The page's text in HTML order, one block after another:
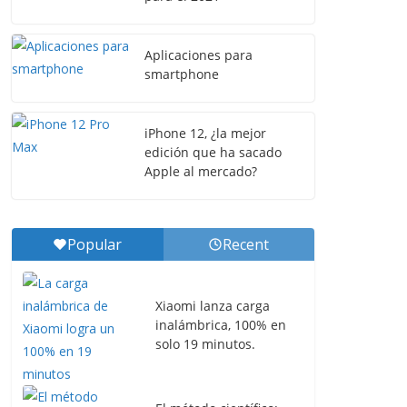
Aplicaciones para
smartphone
iPhone 12, ¿la mejor
edición que ha sacado
Apple al mercado?
Popular Recent
Xiaomi lanza carga
inalámbrica, 100% en
solo 19 minutos.